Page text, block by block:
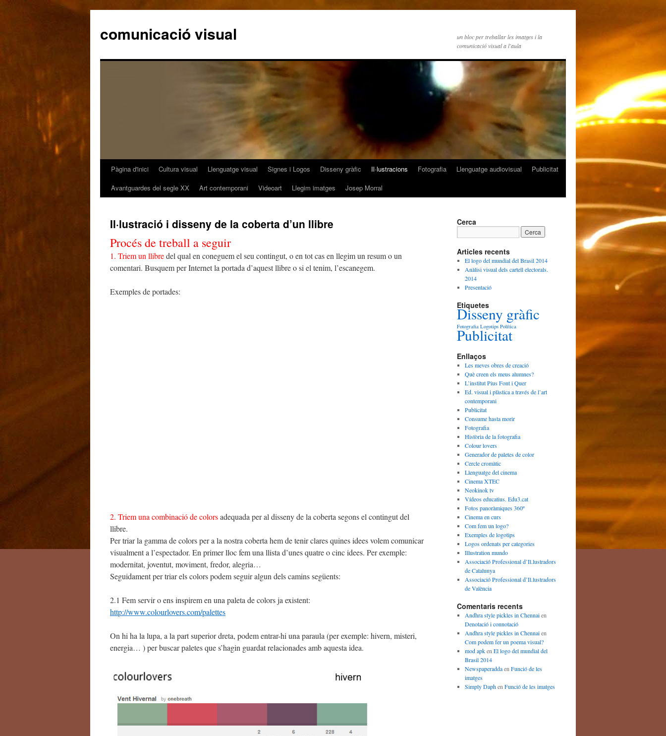
comunicació visual
un bloc per treballar les imatges i la
comunicació visual a l'aula
VésPàgina d'inici Cultura visual Llenguatge visual Signes i Logos Disseny gràfic Il·lustracions Fotografia Llenguatge audiovisual
Publicitat
Avantguardes del segle XX
Art contemporani Videoart Llegim imatges Josep Morral
Il·lustració i disseny de la coberta d’un llibre
Procés de treball a seguir
1. Triem un llibredel qual en coneguem el seu contingut, o en tot cas en llegim un resum o un
comentari. Busquem per Internet la portada d’aquest llibre o si el tenim, l’escanegem.
Exemples de portades:
2. Triem una combinació de colorsadequada per al disseny de la coberta segons el contingut del
llibre.
Per triar la gamma de colors per a la nostra coberta hem de tenir clares quines idees volem comunicar
visualment a l’espectador. En primer lloc fem una llista d’unes quatre o cinc idees. Per exemple:
modernitat, joventut, moviment, fredor, alegria…
Seguidament per triar els colors podem seguir algun dels camins següents:
2.1 Fem servir o ens inspirem en una paleta de colors ja existent:
http://www.colourlovers.com/palettes
On hi ha la lupa, a la part superior dreta, podem entrar-hi una paraula (per exemple: hivern, misteri,
energia… ) per buscar paletes que s’hagin guardat relacionades amb aquesta idea.
Cerca
Articles recents
El logo del mundial del Brasil 2014
Anàlisi visual dels cartell electorals.
2014
Presentació
Etiquetes
Disseny gràfic
Fotografia Logotips Política
Publicitat
Enllaços
Les meves obres de creació
Què creen els meus alumnes?
L’institut Pius Font i Quer
Ed. visual i plàstica a través de l’art
contemporani
Publicitat
Consume hasta morir
Fotografia
Història de la fotografia
Colour lovers
Generador de paletes de color
Cercle cromàtic
Llenguatge del cinema
Cinema XTEC
Neokinok tv
Vídeos educatius. Edu3.cat
Fotos panoràmiques 360º
Cinema en curs
Com fem un logo?
Exemples de logotips
Logos ordenats per categories
Illustration mundo
Associació Professional d’Il.lustradors
de Catalunya
Associació Professional d’Il.lustradors
de València
Comentaris recents
Andhra style pickles in Chennaien
Denotació i connotació
Andhra style pickles in Chennaien
Com podem fer un poema visual?
mod apken El logo del mundial del
Brasil 2014
Newspaperaddaen Funció de les
imatges
Simply Daphen Funció de les imatges